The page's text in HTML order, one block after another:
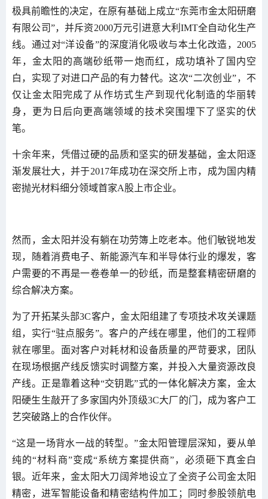
极具前瞻性的决定，在原有基础上成立“东莞市金太阳研磨
有限公司”，并斥资2000万元引进意大利IMT全自动化生产
线。通过对“洋设备”的深度消化吸收与本土化改造，2005
年，金太阳的高端砂纸带一炮而红，成功填补了国内空
白，实现了对进口产品的有力替代。这次“二次创业”，不
仅让金太阳完成了从作坊式生产到现代化制造的华丽转
身，更为日后向更高端领域的技术突围埋下了坚实的伏
笔。
十余年来，凭借过硬的品质和坚实的研发基础，金太阳逐
渐发展壮大，并于2017年成功在深交所上市，成为国内精
密抛光材料细分领域首家A股上市企业。
然而，金太阳并没有躺在功劳簿上吃老本。他们敏锐地发
现，随着消费电子、新能源汽车和半导体行业的爆发，客
户需要的不再是一卷卷单一的砂纸，而是整套精密研磨的
综合解决方案。
为了开拓某头部3C客户，金太阳组建了专项技术攻关课题
组，实行“驻点服务”。客户的产线在哪里，他们的工程师
就在哪里。面对客户对耗材和设备质量的严苛要求，团队
在现场根据产线反馈实时调整方案，并投入大量资源改良
产线。正是靠着这种“交钥匙”式的一体化解决方案，金太
阳硬生生敲开了多家国内外顶级3C大厂的门，成为客户工
艺突破路上的合作伙伴。
“这是一场背水一战的转型。”金太阳管理层深知，要从单
纯的“材料商”变成“系统方案提供商”，必须砸下真金白
银。近年来，金太阳大刀阔斧地设立了全资子公司金太阳
精密，进军智能设备和精密结构件加工；同时参股领航电